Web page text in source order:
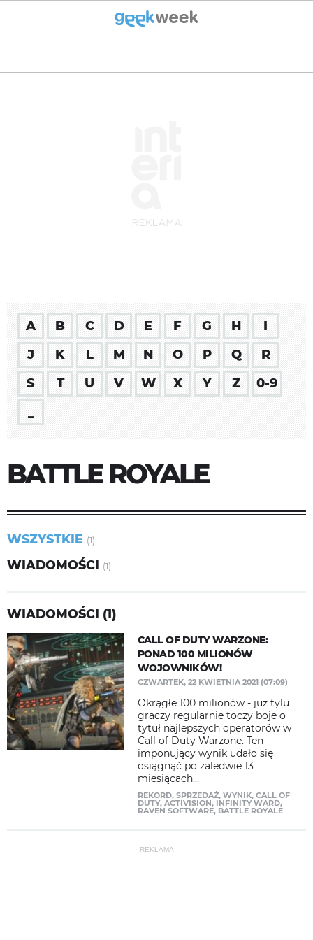
A B C D E F G H
I
J
K L M N O P Q
R
S
T U V W X Y Z
0-9
BATTLE ROYALE
WSZYSTKIE (1)
WIADOMOŚCI (1)
WIADOMOŚCI (1)
​CALL OF DUTY WARZONE:
PONAD 100 MILIONÓW
WOJOWNIKÓW!
CZWARTEK, 22 KWIETNIA 2021 (07:09)
Okrągłe 100 milionów - już tylu
graczy regularnie toczy boje o
tytuł najlepszych operatorów w
Call of Duty Warzone. Ten
imponujący wynik udało się
osiągnąć po zaledwie 13
miesiącach...
REKORD, SPRZEDAŻ, WYNIK, CALL OF
DUTY, ACTIVISION, INFINITY WARD,
RAVEN SOFTWARE, BATTLE ROYALE
REKLAMA